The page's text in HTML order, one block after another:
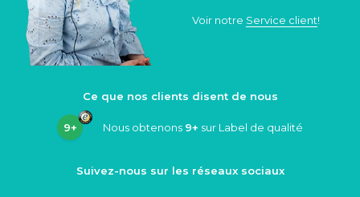
Voir notre Service client!
Ce que nos clients disent de nous
9+ Nous obtenons 9+ sur Label de qualité
Suivez-nous sur les réseaux sociaux